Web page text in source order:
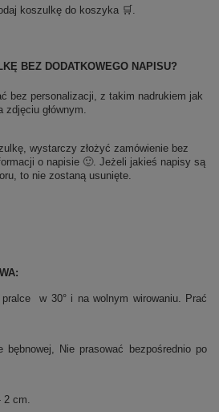
koszulkę do koszyka 🛒.
BEZ DODATKOWEGO NAPISU?
bez personalizacji, z takim nadrukiem jak
zdjęciu głównym.
wystarczy złożyć zamówienie bez
o napisie 🙂. Jeżeli jakieś napisy są
to nie zostaną usunięte.
w 30° i na wolnym wirowaniu. Prać
Nie prasować bezpośrednio po
2 cm.